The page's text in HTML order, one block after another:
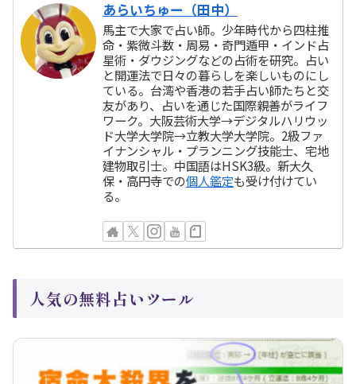
あらいちゅー（田中）
馬主で大家で占い師。少年時代から四柱推
命・紫微斗数・周易・奇門遁甲・インド占
星術・ダウジングなどの占術を研究。占い
と開運法で日々の暮らしを楽しいものにし
ている。台湾や香港の若手占い師たちと交
友があり、占いを通じた国際親善がライフ
ワーク。大阪芸術大学→デジタルハリウッ
ド大学大学院→立教大学大学院。2級ファ
イナンシャル・プランニング技能士、宅地
建物取引士。中国語はHSK3級。新大久
保・高円寺での個人鑑定も受け付けてい
る。
人気の無料占いツール